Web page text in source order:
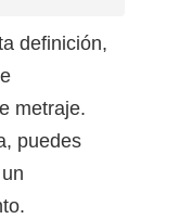
definición,
metraje.
puedes